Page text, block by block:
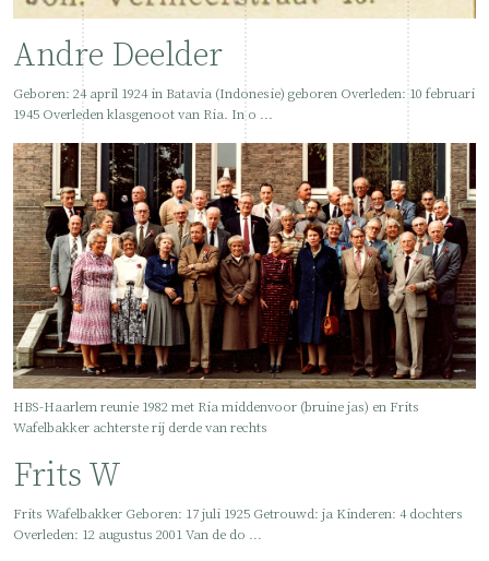
Andre Deelder
Geboren: 24 april 1924 in Batavia (Indonesie) geboren Overleden: 10 februari
1945 Overleden klasgenoot van Ria. In o ...
HBS-Haarlem reunie 1982 met Ria middenvoor (bruine jas) en Frits
Wafelbakker achterste rij derde van rechts
Frits W
Frits Wafelbakker Geboren: 17 juli 1925 Getrouwd: ja Kinderen: 4 dochters
Overleden: 12 augustus 2001 Van de do ...